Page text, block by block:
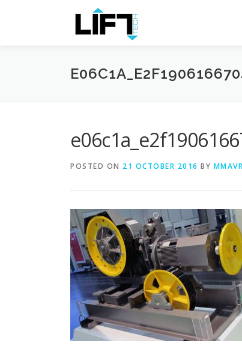
POSTED ON 21 OCTOBER 2016 BY